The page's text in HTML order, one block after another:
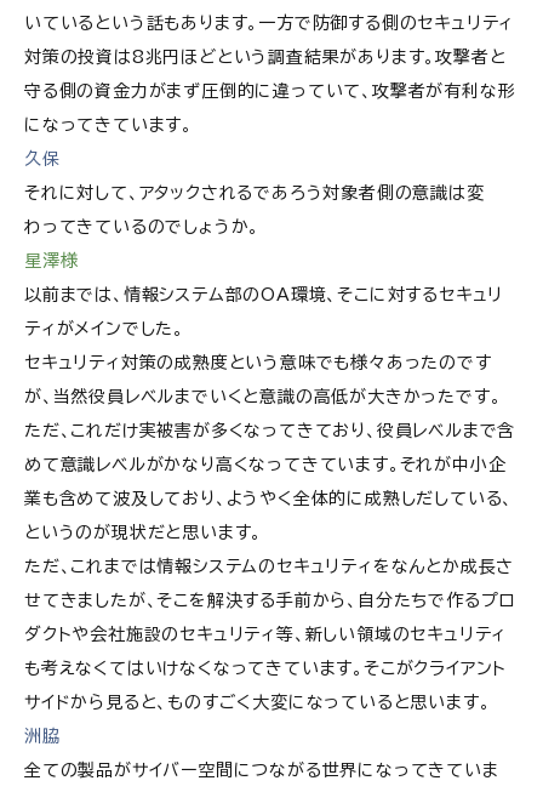
いているという話もあります。一方で防御する側のセキュリティ
対策の投資は8兆円ほどという調査結果があります。攻撃者と
守る側の資金力がまず圧倒的に違っていて、攻撃者が有利な形
になってきています。
久保
それに対して、アタックされるであろう対象者側の意識は変
わってきているのでしょうか。
星澤様
以前までは、情報システム部のOA環境、そこに対するセキュリ
ティがメインでした。
セキュリティ対策の成熟度という意味でも様々あったのです
が、当然役員レベルまでいくと意識の高低が大きかったです。
ただ、これだけ実被害が多くなってきており、役員レベルまで含
めて意識レベルがかなり高くなってきています。それが中小企
業も含めて波及しており、ようやく全体的に成熟しだしている、
というのが現状だと思います。
ただ、これまでは情報システムのセキュリティをなんとか成長さ
せてきましたが、そこを解決する手前から、自分たちで作るプロ
ダクトや会社施設のセキュリティ等、新しい領域のセキュリティ
も考えなくてはいけなくなってきています。そこがクライアント
サイドから見ると、ものすごく大変になっていると思います。
洲脇
全ての製品がサイバー空間につながる世界になってきていま